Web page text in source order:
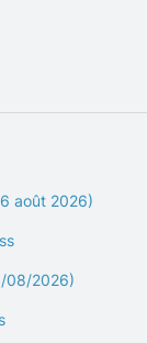
août 2026)
08/2026)